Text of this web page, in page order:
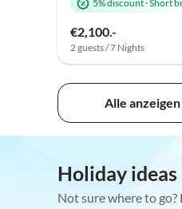
5% discount·Short
€2,100.-
2 guests / 7 Nights
Alle anzeigen
Holiday ideas
Not sure where to